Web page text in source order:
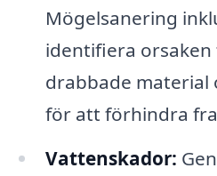
Mögelsanering
identifiera
drabbade material
för att förhindra
Vattenskador: